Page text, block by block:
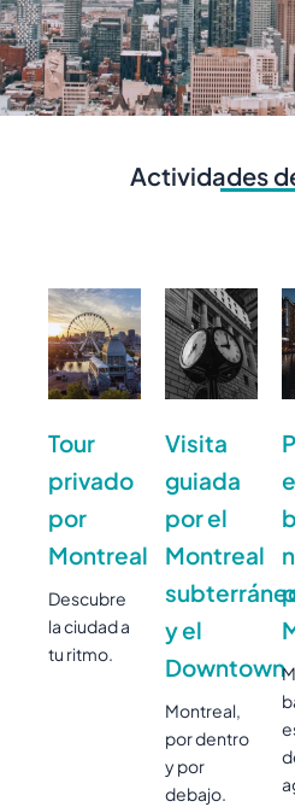
Actividades
Tour
privado
por
Montreal
Descubre
la ciudad a
tu ritmo.
Visita
guiada
por el
Montreal
y el
Downtown
Montreal,
por dentro
y por
debajo.